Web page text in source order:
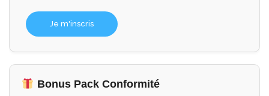
Je m'inscris
Bonus Pack Conformité